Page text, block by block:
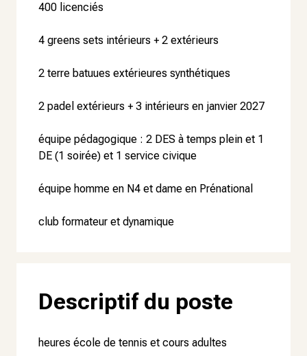
400 licenciés
4 greens sets intérieurs + 2 extérieurs
2 terre batuues extérieures synthétiques
2 padel extérieurs + 3 intérieurs en janvier 2027
équipe pédagogique : 2 DES à temps plein et 1
DE (1 soirée) et 1 service civique
équipe homme en N4 et dame en Prénational
club formateur et dynamique
Descriptif du poste
heures école de tennis et cours adultes